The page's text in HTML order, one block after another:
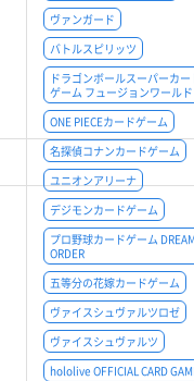
ヴァンガード
バトルスピリッツ
ドラゴンボールスーパーカー
ゲーム フュージョンワールド
ONE PIECEカードゲーム
名探偵コナンカードゲーム
ユニオンアリーナ
デジモンカードゲーム
プロ野球カードゲーム
ORDER
五等分の花嫁カードゲーム
ヴァイスシュヴァルツロゼ
ヴァイスシュヴァルツ
hololive OFFICIAL CARD